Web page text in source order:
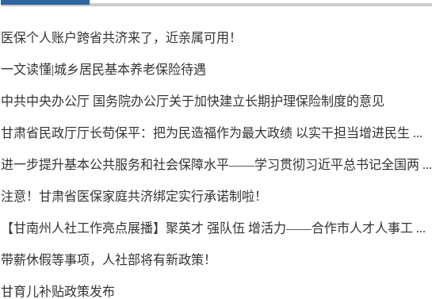
医保个人账户跨省共济来了，近亲属可用！
一文读懂|城乡居民基本养老保险待遇
中共中央办公厅 国务院办公厅关于加快建立长期护理保险制度的意见
甘肃省民政厅厅长苟保平：把为民造福作为最大政绩 以实干担当增进民生 ...
进一步提升基本公共服务和社会保障水平——学习贯彻习近平总书记全国两 ...
注意！甘肃省医保家庭共济绑定实行承诺制啦！
【甘南州人社工作亮点展播】聚英才 强队伍 增活力——合作市人才人事工 ...
带薪休假等事项，人社部将有新政策！
甘育儿补贴政策发布